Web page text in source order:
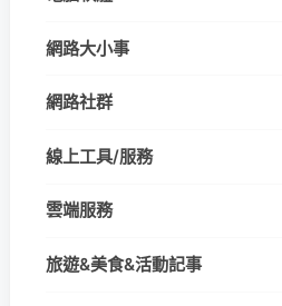
網路大小事
網路社群
線上工具/服務
雲端服務
旅遊&美食&活動記事